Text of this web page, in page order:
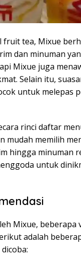
tea, Mixue
dan minuman
Mixue juga
Selain itu,
untuk melepas
rinci daftar
mudah memilih
hingga minuman
untuk
Mixue, beberapa
adalah